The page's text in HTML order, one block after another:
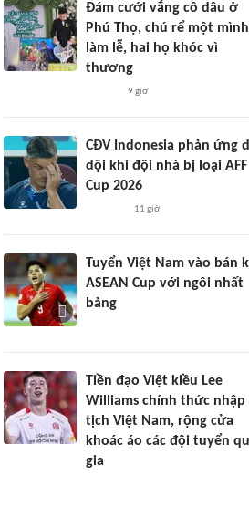
Đám cưới vắng cô dâu ở
Phú Thọ, chú rể một mình
làm lễ, hai họ khóc vì
thương
9 giờ
CĐV Indonesia phản ứng
dội khi đội nhà bị loại AFF
Cup 2026
11 giờ
Tuyển Việt Nam vào bán
ASEAN Cup với ngôi nhất
bảng
Tiền đạo Việt kiều Lee
Williams chính thức nhập
tịch Việt Nam, rộng cửa
khoác áo các đội tuyển
gia